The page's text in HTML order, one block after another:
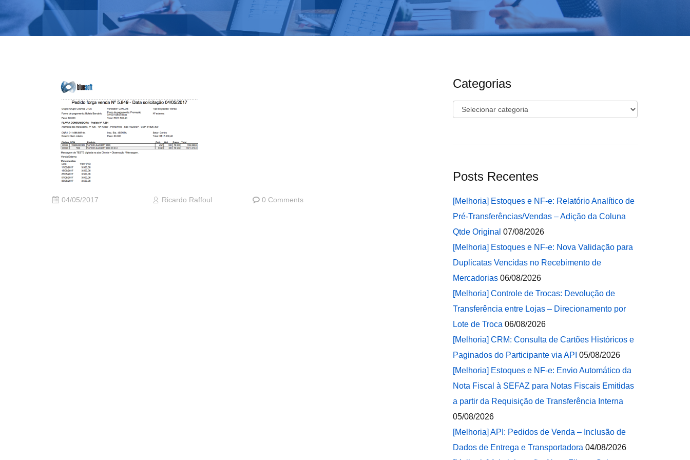
04/05/2017 Ricardo Raffoul 0 Comments
Categorias
Categorias
Posts Recentes
[Melhoria] Estoques e NF-e: Relatório Analítico de
Pré-Transferências/Vendas – Adição da Coluna
Qtde Original 07/08/2026
[Melhoria] Estoques e NF-e: Nova Validação para
Duplicatas Vencidas no Recebimento de
Mercadorias 06/08/2026
[Melhoria] Controle de Trocas: Devolução de
Transferência entre Lojas – Direcionamento por
Lote de Troca 06/08/2026
[Melhoria] CRM: Consulta de Cartões Históricos e
Paginados do Participante via API 05/08/2026
[Melhoria] Estoques e NF-e: Envio Automático da
Nota Fiscal à SEFAZ para Notas Fiscais Emitidas
a partir da Requisição de Transferência Interna
05/08/2026
[Melhoria] API: Pedidos de Venda – Inclusão de
Dados de Entrega e Transportadora 04/08/2026